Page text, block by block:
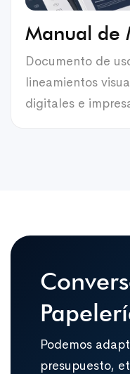
Manual de
Documento de
lineamientos
digitales e
Podemos
presupuesto,